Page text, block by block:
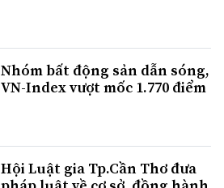
Nhóm bất động sản dẫn sóng,
VN-Index vượt mốc 1.770 điểm
Hội Luật gia Tp.Cần Thơ đưa